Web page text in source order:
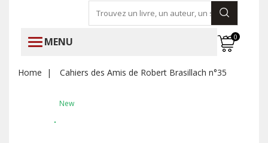
MENU 0
Home Cahiers des Amis de Robert Brasillach n°35
New